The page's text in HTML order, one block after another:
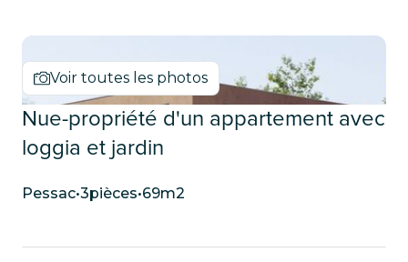
Voir toutes les photos
Nue-propriété d'un appartement avec
loggia et jardin
Pessac•3pièces•69m2